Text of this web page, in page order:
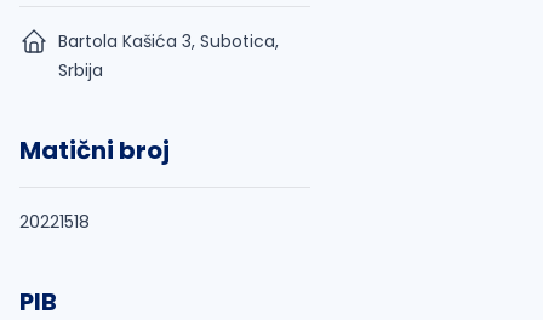
Bartola Kašića 3, Subotica,
Srbija
Matični broj
20221518
PIB